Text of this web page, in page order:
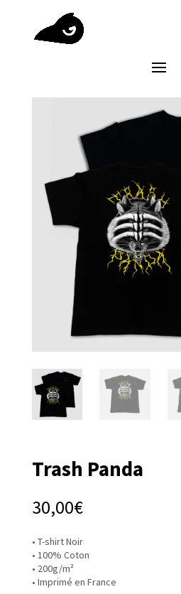
Trash Panda
30,00€
• T-shirt Noir
• 100% Coton
• 200g/m²
• Imprimé en France